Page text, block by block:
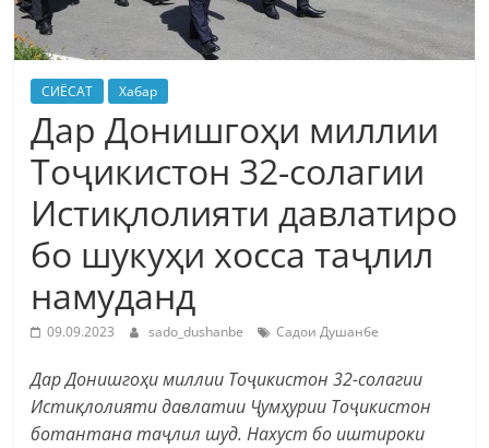
СИЁСАТ Хабар
Дар Донишгоҳи миллии
Тоҷикистон 32-солагии
Истиқлолияти давлатиро
бо шукуҳи хосса таҷлил
намуданд
09.09.2023 sado_dushanbe Садои Душанбе
Дар Донишгоҳи миллии Тоҷикистон 32-солагии
Истиқлолияти давлатии Ҷумҳурии Тоҷикистон
ботантана таҷлил шуд. Нахуст бо иштироки